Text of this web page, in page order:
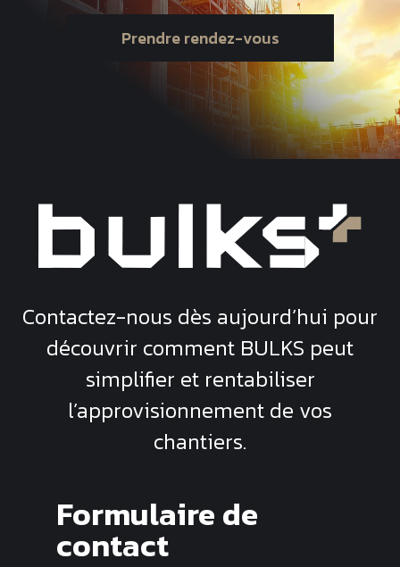
Prendre rendez-vous
Contactez-nous dès aujourd’hui pour
découvrir comment BULKS peut
simplifier et rentabiliser
l’approvisionnement de vos
chantiers.
Formulaire de
contact